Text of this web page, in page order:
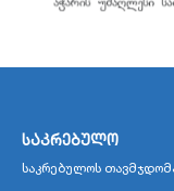
საკრებულო
საკრებულოს